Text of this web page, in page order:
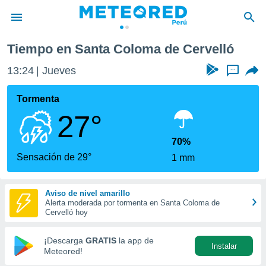
de
ha sido
para
que se
calidad.
a este
las
y
forma
digital
basada
Tiempo en Santa Coloma de Cervelló
13:24 Jueves ...
Tormenta
27°
Sensación de 29°
70%
1 mm
Aviso de nivel amarillo
Alerta moderada por tormenta en Santa Coloma de
Cervelló hoy
¡Descarga GRATIS la app de
Meteored!
Instalar